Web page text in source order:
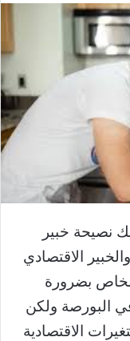
نصيحة خبير
الاقتصادي
بضرورة
البورصة ولكن
الاقتصادية